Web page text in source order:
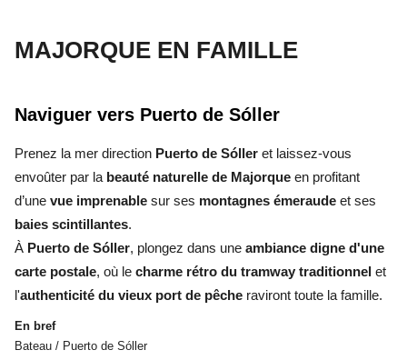
MAJORQUE EN FAMILLE
Naviguer vers Puerto de Sóller
Prenez la mer direction Puerto de Sóller et laissez-vous
envoûter par la beauté naturelle de Majorque en profitant
d’une vue imprenable sur ses montagnes émeraude et ses
baies scintillantes.
À Puerto de Sóller, plongez dans une ambiance digne d'une
carte postale, où le charme rétro du tramway traditionnel et
l'authenticité du vieux port de pêche raviront toute la famille.
En bref
Bateau / Puerto de Sóller